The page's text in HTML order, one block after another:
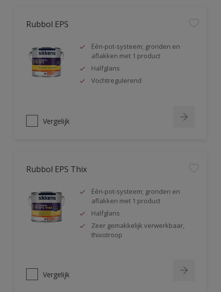
Rubbol EPS
Één-pot-systeem; gronden en
aflakken met 1 product
Halfglans
Vochtregulerend
Vergelijk
Rubbol EPS Thix
Één-pot-systeem; gronden en
aflakken met 1 product
Halfglans
Zeer gemakkelijk verwerkbaar,
thixotroop
Vergelijk